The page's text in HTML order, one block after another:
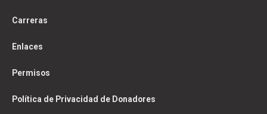
Carreras
Enlaces
Permisos
Política de Privacidad de Donadores